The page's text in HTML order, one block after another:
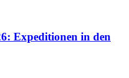
Expeditionen in den